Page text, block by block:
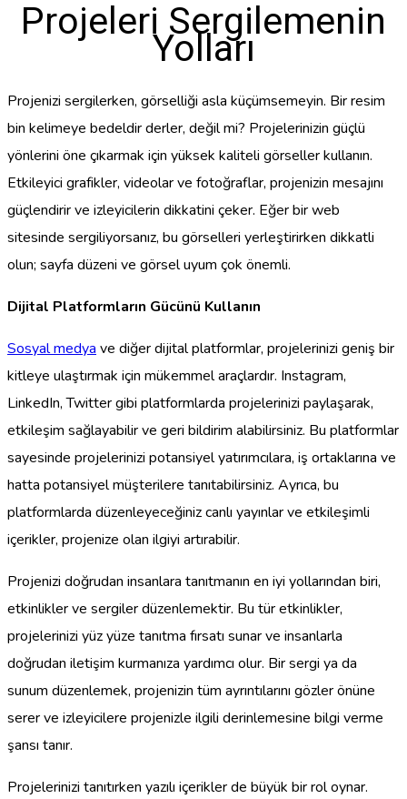
Projeleri Sergilemenin
Yolları
Projenizi sergilerken, görselliği asla küçümsemeyin. Bir resim
bin kelimeye bedeldir derler, değil mi? Projelerinizin güçlü
yönlerini öne çıkarmak için yüksek kaliteli görseller kullanın.
Etkileyici grafikler, videolar ve fotoğraflar, projenizin mesajını
güçlendirir ve izleyicilerin dikkatini çeker. Eğer bir web
sitesinde sergiliyorsanız, bu görselleri yerleştirirken dikkatli
olun; sayfa düzeni ve görsel uyum çok önemli.
Dijital Platformların Gücünü Kullanın
Sosyal medya ve diğer dijital platformlar, projelerinizi geniş bir
kitleye ulaştırmak için mükemmel araçlardır. Instagram,
LinkedIn, Twitter gibi platformlarda projelerinizi paylaşarak,
etkileşim sağlayabilir ve geri bildirim alabilirsiniz. Bu platformlar
sayesinde projelerinizi potansiyel yatırımcılara, iş ortaklarına ve
hatta potansiyel müşterilere tanıtabilirsiniz. Ayrıca, bu
platformlarda düzenleyeceğiniz canlı yayınlar ve etkileşimli
içerikler, projenize olan ilgiyi artırabilir.
Projenizi doğrudan insanlara tanıtmanın en iyi yollarından biri,
etkinlikler ve sergiler düzenlemektir. Bu tür etkinlikler,
projelerinizi yüz yüze tanıtma fırsatı sunar ve insanlarla
doğrudan iletişim kurmanıza yardımcı olur. Bir sergi ya da
sunum düzenlemek, projenizin tüm ayrıntılarını gözler önüne
serer ve izleyicilere projenizle ilgili derinlemesine bilgi verme
şansı tanır.
Projelerinizi tanıtırken yazılı içerikler de büyük bir rol oynar.